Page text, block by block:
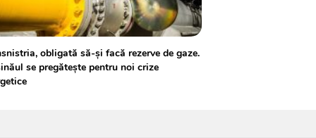
obligată să-și facă rezerve de gaze.
se pregătește pentru noi crize